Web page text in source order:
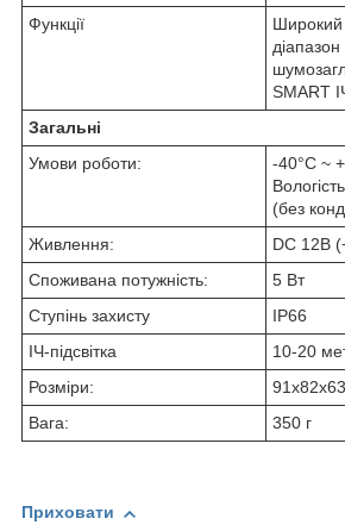
Функції
Широкий
SMART
Загальні
Умови роботи:
-40°C ~
(без
Живлення:
DC 12В
Споживана потужність:
5 Вт
Ступінь захисту
IP66
ІЧ-підсвітка
10-20
Розміри:
Вага:
350 г
Приховати